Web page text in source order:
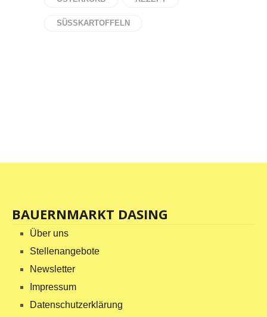
SÜSSKARTOFFELN
BAUERNMARKT DASING
Über uns
Stellenangebote
Newsletter
Impressum
Datenschutzerklärung